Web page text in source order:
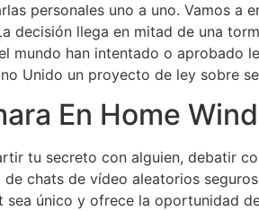
personales uno a uno. Vamos a
decisión llega en mitad de una
han intentado o aprobado
Unido un proyecto de ley sobre
En Home
tu secreto con alguien, debatir
chats de vídeo aleatorios
único y ofrece la oportunidad